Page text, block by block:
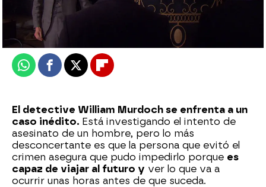
atreseries
Publicado: 12 de mayo de 2026, 16:00
WhatsappFacebook
X Flipboard
El detective William Murdoch se enfrenta a un
caso inédito. Está investigando el intento de
asesinato de un hombre, pero lo más
desconcertante es que la persona que evitó el
crimen asegura que pudo impedirlo porque es
capaz de viajar al futuro y ver lo que va a
ocurrir unas horas antes de que suceda.